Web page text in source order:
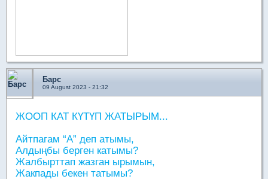
Барс
09 August 2023 - 21:32
ЖООП КАТ КҮТҮП ЖАТЫРЫМ...
Айтпагам “А” деп атымы,
Алдыңбы берген катымы?
Жалбырттап жазган ырымын,
Жакпады бекен татымы?